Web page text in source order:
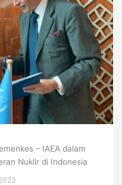
– IAEA dalam
Nuklir di Indonesia